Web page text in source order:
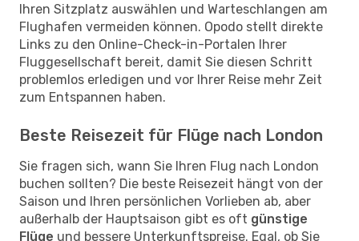
Ihren Sitzplatz auswählen und Warteschlangen am
Flughafen vermeiden können. Opodo stellt direkte
Links zu den Online-Check-in-Portalen Ihrer
Fluggesellschaft bereit, damit Sie diesen Schritt
problemlos erledigen und vor Ihrer Reise mehr Zeit
zum Entspannen haben.
Beste Reisezeit für Flüge nach London
Sie fragen sich, wann Sie Ihren Flug nach London
buchen sollten? Die beste Reisezeit hängt von der
Saison und Ihren persönlichen Vorlieben ab, aber
außerhalb der Hauptsaison gibt es oft günstige
Flüge und bessere Unterkunftspreise. Egal, ob Sie